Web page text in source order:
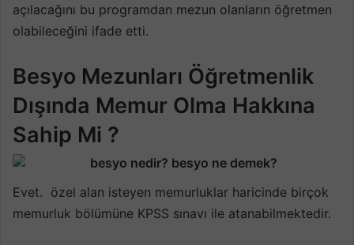
açılacağını bu programdan mezun olanların öğretmen
olabileceğini ifade etti.
Besyo Mezunları Öğretmenlik
Dışında Memur Olma Hakkına
Sahip Mi ?
Evet. özel alan isteyen memurluklar haricinde birçok
memurluk bölümüne KPSS sınavı ile atanabilmektedir.